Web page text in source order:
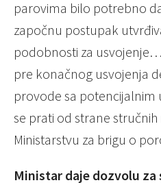
parovima bilo potrebno
započnu postupak
podobnosti za
pre konačnog usvojenja
provode sa potencijalnim
se prati od strane
Ministarstvu za brigu o
Ministar daje dozvolu